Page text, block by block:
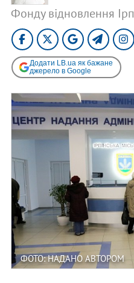
Фонду відновлення
Додати LB.ua як бажане
джерело в Google
ФОТО: НАДАНО АВТОРОМ